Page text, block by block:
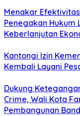
Menakar
Penegakan Hukum
Keberlanjutan
Kantongi Izin
Kembali Layani
Dukung
Crime, Wali Kota
Pembangunan